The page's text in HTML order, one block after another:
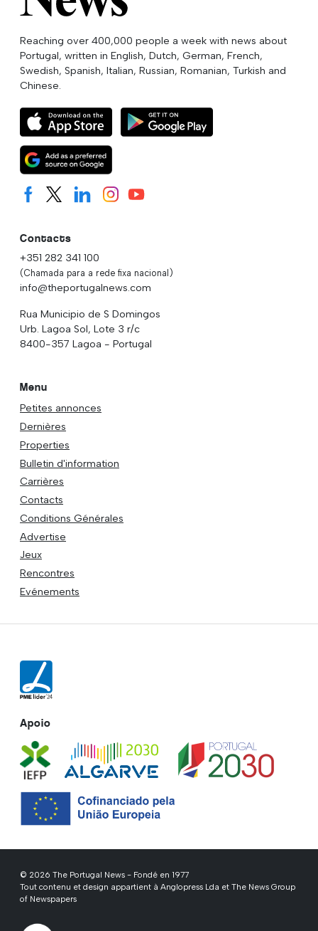
Reaching over 400,000 people a week with news about
Portugal, written in English, Dutch, German, French,
Swedish, Spanish, Italian, Russian, Romanian, Turkish and
Chinese.
Contacts
+351 282 341 100
(Chamada para a rede fixa nacional)
info@theportugalnews.com
Rua Municipio de S Domingos
Urb. Lagoa Sol, Lote 3 r/c
8400-357 Lagoa - Portugal
Menu
Petites annonces
Dernières
Properties
Bulletin d'information
Carrières
Contacts
Conditions Générales
Advertise
Jeux
Rencontres
Evénements
Apoio
© 2026 The Portugal News - Fondé en 1977
Tout contenu et design appartient à Anglopress Lda et The News Group
of Newspapers